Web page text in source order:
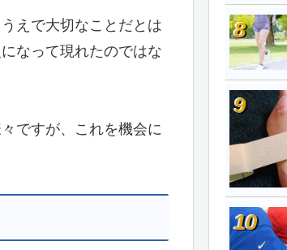
えで大切なことだとは
なって現れたのではな
ですが、これを機会に